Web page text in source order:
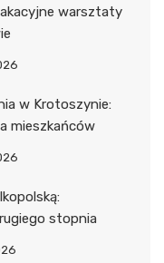
warsztaty
w Krotoszynie:
mieszkańców
stopnia